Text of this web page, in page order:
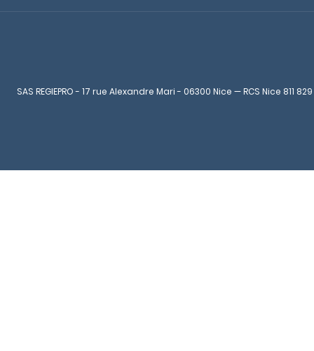
SAS REGIEPRO - 17 rue Alexandre Mari - 06300 Nice — RCS Nice 811